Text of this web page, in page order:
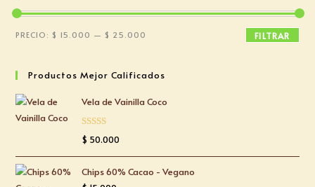
FILTRAR
PRECIO: $ 15.000 — $ 25.000
Productos Mejor Calificados
Vela de Vainilla Coco
Valorado
$ 50.000
Chips 60% Cacao - Vegano